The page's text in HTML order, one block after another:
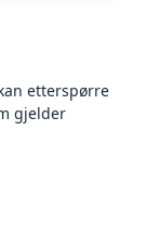
etterspørre
gjelder